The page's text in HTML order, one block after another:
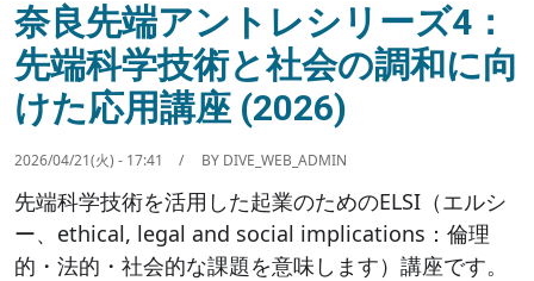
奈良先端アントレシリーズ4：
先端科学技術と社会の調和に向
けた応用講座 (2026)
2026/04/21(火) - 17:41 BY DIVE_WEB_ADMIN
先端科学技術を活用した起業のためのELSI（エルシ
ー、ethical, legal and social implications：倫理
的・法的・社会的な課題を意味します）講座です。